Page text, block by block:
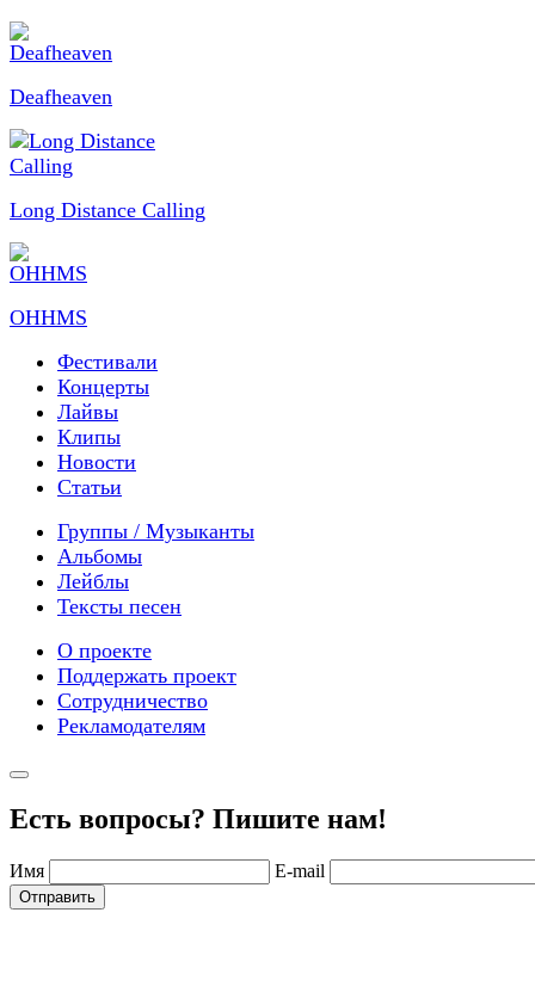
Deafheaven
Long Distance Calling
OHHMS
Фестивали
Концерты
Лайвы
Клипы
Новости
Статьи
Группы / Музыканты
Альбомы
Лейблы
Тексты песен
О проекте
Поддержать проект
Сотрудничество
Рекламодателям
Есть вопросы? Пишите нам!
Имя E-mail